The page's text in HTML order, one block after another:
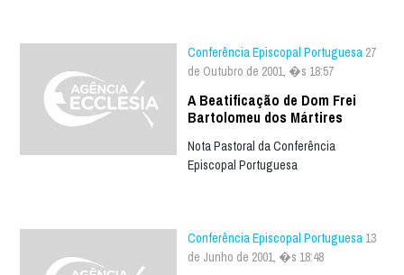
Conferência Episcopal Portuguesa 27
de Outubro de 2001, �s 18:57
A Beatificação de Dom Frei
Bartolomeu dos Mártires
Nota Pastoral da Conferência
Episcopal Portuguesa
Conferência Episcopal Portuguesa 13
de Junho de 2001, �s 18:48